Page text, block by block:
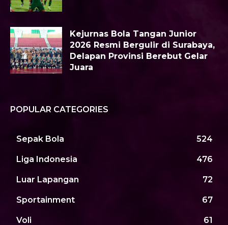
Kejurnas Bola Tangan Junior
2026 Resmi Bergulir di Surabaya,
Delapan Provinsi Berebut Gelar
Juara
POPULAR CATEGORIES
Sepak Bola 524
Liga Indonesia 476
Luar Lapangan 72
Sportainment 67
Voli 61